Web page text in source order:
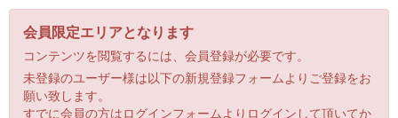
会員限定エリアとなります
コンテンツを閲覧するには、会員登録が必要です。
未登録のユーザー様は以下の新規登録フォームよりご登録をお
願い致します。
すでに会員の方はログインフォームよりログインして頂いてか